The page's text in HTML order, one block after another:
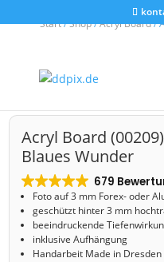
Start/Shop/Acryl Board/
Acryl Board (00209)
Blaues Wunder
679
Foto auf 3 mm Forex- oder
geschützt hinter 3 mm
beeindruckende
inklusive Aufhängung
Handarbeit Made in Dresden